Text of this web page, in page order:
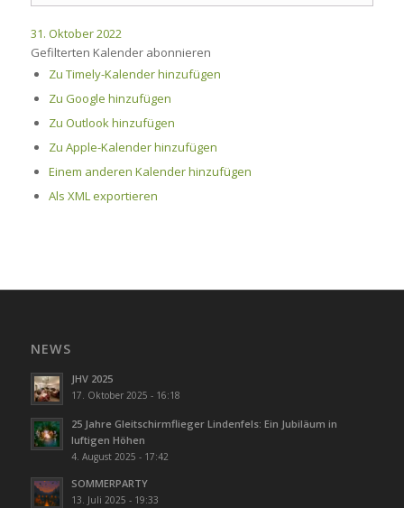
31. Oktober 2022
Gefilterten Kalender abonnieren
Zu Timely-Kalender hinzufügen
Zu Google hinzufügen
Zu Outlook hinzufügen
Zu Apple-Kalender hinzufügen
Einem anderen Kalender hinzufügen
Als XML exportieren
NEWS
JHV 2025
17. Oktober 2025 - 16:18
25 Jahre Gleitschirmflieger Lindenfels: Ein Jubiläum in
luftigen Höhen
4. August 2025 - 17:42
SOMMERPARTY
13. Juli 2025 - 19:33